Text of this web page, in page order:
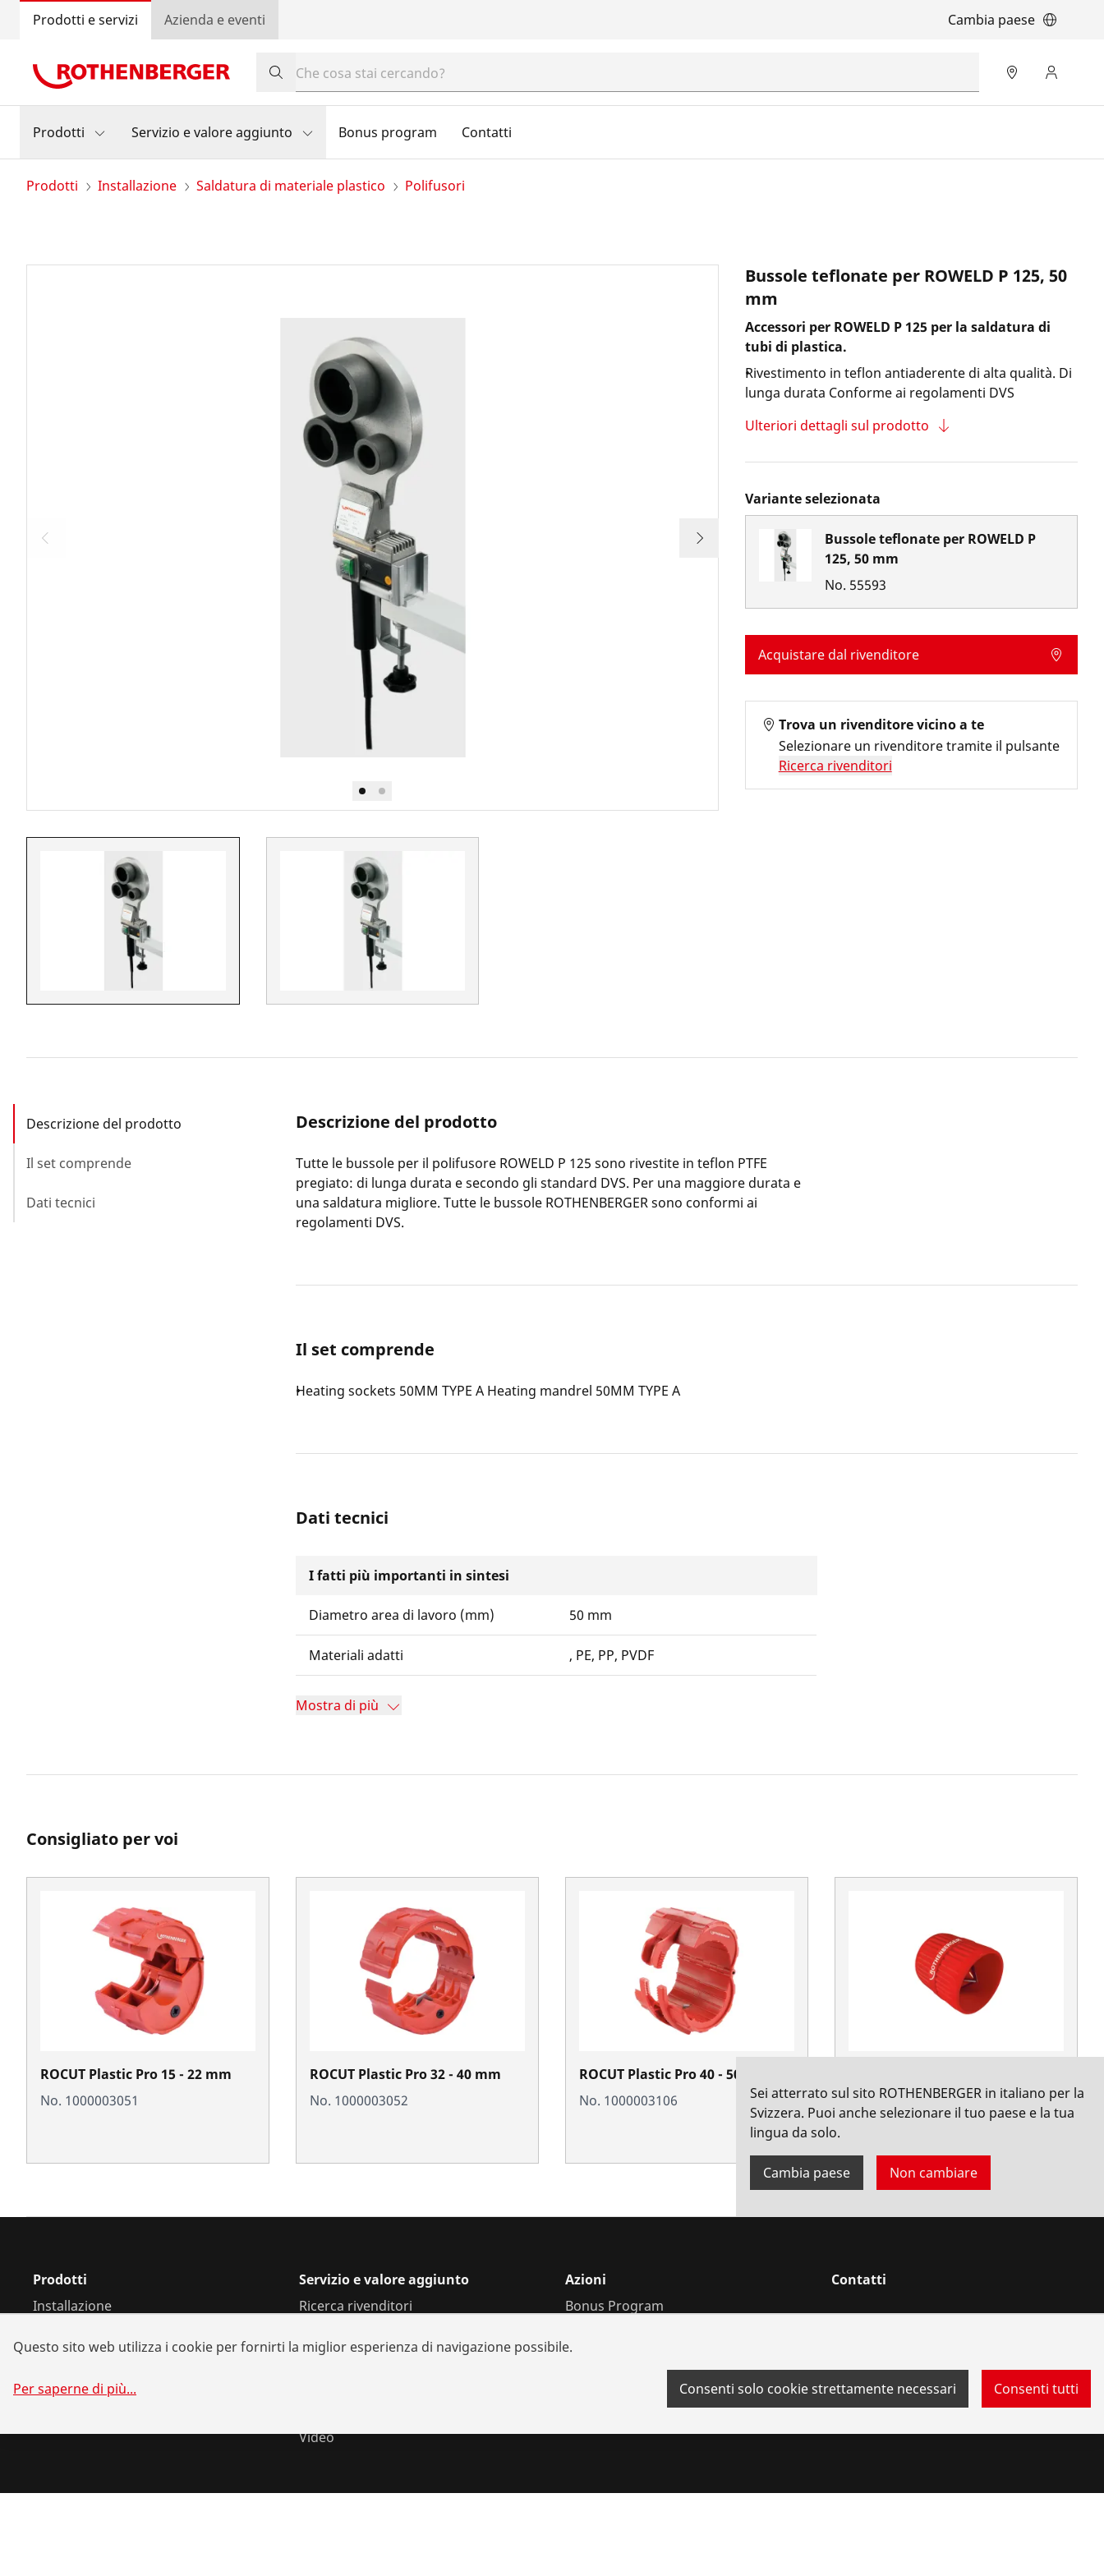
Prodotti e servizi Azienda e eventi Cambia paese
Prodotti Servizio e valore aggiunto Bonus program Contatti
Prodotti Installazione Saldatura di materiale plastico Polifusori
Bussole teflonate per ROWELD P 125, 50
mm
Accessori per ROWELD P 125 per la saldatura di
tubi di plastica.
Rivestimento in teflon antiaderente di alta qualità. Di
lunga durata Conforme ai regolamenti DVS
Ulteriori dettagli sul prodotto
Variante selezionata
Bussole teflonate per ROWELD P
125, 50 mm
No. 55593
Acquistare dal rivenditore
Trova un rivenditore vicino a te
Selezionare un rivenditore tramite il pulsante
Ricerca rivenditori
Descrizione del prodotto
Il set comprende
Dati tecnici
Descrizione del prodotto
Tutte le bussole per il polifusore ROWELD P 125 sono rivestite in teflon PTFE
pregiato: di lunga durata e secondo gli standard DVS. Per una maggiore durata e
una saldatura migliore. Tutte le bussole ROTHENBERGER sono conformi ai
regolamenti DVS.
Il set comprende
Heating sockets 50MM TYPE A Heating mandrel 50MM TYPE A
Dati tecnici
I fatti più importanti in sintesi
Diametro area di lavoro (mm) 50 mm
Materiali adatti , PE, PP, PVDF
Mostra di più
Consigliato per voi
ROCUT Plastic Pro 15 - 22 mm
No. 1000003051
ROCUT Plastic Pro 32 - 40 mm
No. 1000003052
ROCUT Plastic Pro 40 - 50 mm
No. 1000003106
mm per rame e plastica
No. 11006
Sei atterrato sul sito ROTHENBERGER in italiano per la
Svizzera. Puoi anche selezionare il tuo paese e la tua
lingua da solo.
Cambia paese Non cambiare
Prodotti
Installazione
Utensileria universale
Servizio e valore aggiunto
Ricerca rivenditori
Soluzioni di sistema
Video
Azioni
Bonus Program
Contatti
Questo sito web utilizza i cookie per fornirti la miglior esperienza di navigazione possibile.
Per saperne di più... Consenti solo cookie strettamente necessari Consenti tutti